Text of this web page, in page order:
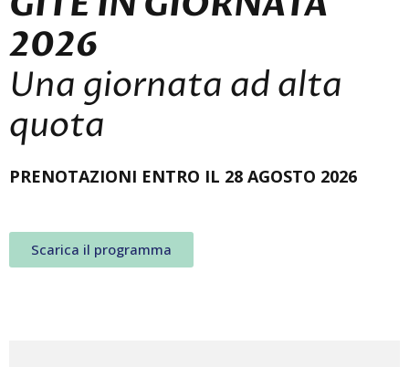
2026
Una giornata ad alta
quota
PRENOTAZIONI ENTRO IL 28 AGOSTO 2026
Scarica il programma